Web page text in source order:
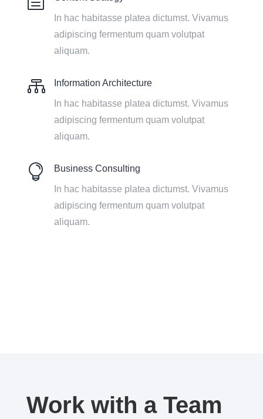
In hac habitasse platea dictumst. Vivamus
adipiscing fermentum quam volutpat
aliquam.
 Information Architecture
In hac habitasse platea dictumst. Vivamus
adipiscing fermentum quam volutpat
aliquam.
 Business Consulting
In hac habitasse platea dictumst. Vivamus
adipiscing fermentum quam volutpat
aliquam.
Work with a Team